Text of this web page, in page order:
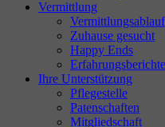
Vermittlung
Vermittlungsablauf
Zuhause gesucht
Happy Ends
Erfahrungsberichte
Ihre Unterstützung
Pflegestelle
Patenschaften
Mitgliedschaft